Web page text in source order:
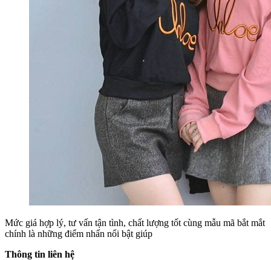
Mức giá hợp lý, tư vấn tận tình, chất lượng tốt cùng mẫu mã bắt mắt
chính là những điểm nhấn nổi bật giúp
Thông tin liên hệ